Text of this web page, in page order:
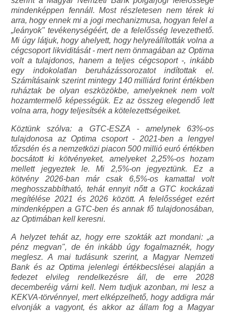
mindenképpen fennáll. Most részletesen nem térek ki
arra, hogy ennek mi a jogi mechanizmusa, hogyan felel a
„leányok" tevékenységéért, de a felelősség levezethető.
Mi úgy látjuk, hogy ahelyett, hogy helyreállították volna a
cégcsoport likviditását - mert nem önmagában az Optima
volt a tulajdonos, hanem a teljes cégcsoport -, inkább
egy indokolatlan beruházássorozatot indítottak el.
Számításaink szerint mintegy 140 milliárd forint értékben
ruháztak be olyan eszközökbe, amelyeknek nem volt
hozamtermelő képességük. Ez az összeg elegendő lett
volna arra, hogy teljesítsék a kötelezettségeiket.
Köztünk szólva: a GTC-ESZA - amelynek 63%-os
tulajdonosa az Optima csoport - 2021-ben a lengyel
tőzsdén és a nemzetközi piacon 500 millió euró értékben
bocsátott ki kötvényeket, amelyeket 2,25%-os hozam
mellett jegyeztek le. Mi 2,5%-on jegyeztünk. Ez a
kötvény 2026-ban már csak 6,5%-os kamattal volt
meghosszabbítható, tehát ennyit nőtt a GTC kockázati
megítélése 2021 és 2026 között. A felelősséget ezért
mindenképpen a GTC-ben és annak fő tulajdonosában,
az Optimában kell keresni.
A helyzet tehát az, hogy erre szokták azt mondani: „a
pénz megvan", de én inkább úgy fogalmaznék, hogy
meglesz. A mai tudásunk szerint, a Magyar Nemzeti
Bank és az Optima jelenlegi értékbecslései alapján a
fedezet elvileg rendelkezésre áll, de erre 2028
decemberéig várni kell. Nem tudjuk azonban, mi lesz a
KEKVA-törvénnyel, mert elképzelhető, hogy addigra már
elvonják a vagyont, és akkor az állam fog a Magyar